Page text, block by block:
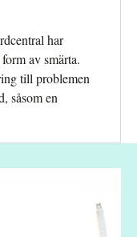
har
av smärta.
till problemen
såsom en